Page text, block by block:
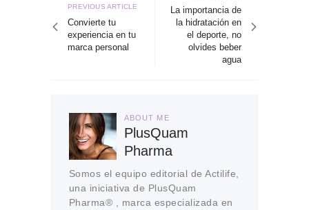
entradas
Previous
article
PREVIOUS ARTICLE
Convierte tu
experiencia en tu
marca personal
article
La importancia de
la hidratación en
el deporte, no
olvides beber
agua
ABOUT ME
PlusQuam
Pharma
Somos el equipo editorial de Actilife,
una iniciativa de PlusQuam
Pharma® , marca especializada en